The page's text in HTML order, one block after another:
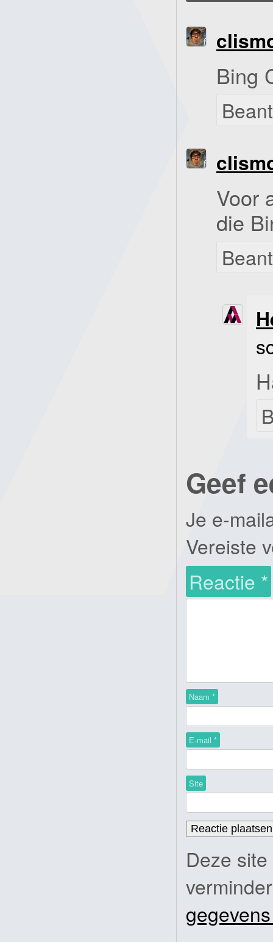
Bing
Voor
die
Geef
Je e-
Vereiste
Reactie *
Naam *
E-mail *
Site
Deze